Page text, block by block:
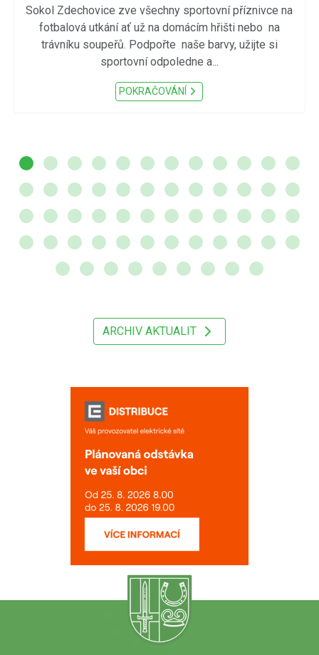
Sokol Zdechovice zve všechny sportovní příznivce na
fotbalová utkání ať už na domácím hřišti nebo na
trávníku soupeřů. Podpořte naše barvy, užijte si
sportovní odpoledne a...
POKRAČOVÁNÍ
ARCHIV AKTUALIT